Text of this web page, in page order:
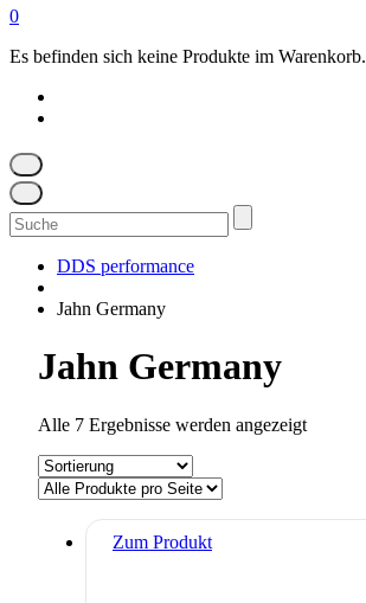
0
Es befinden sich keine Produkte im Warenkorb.
Suchen
nach:
DDS performance
Jahn Germany
Jahn Germany
Alle 7 Ergebnisse werden angezeigt
Zum Produkt